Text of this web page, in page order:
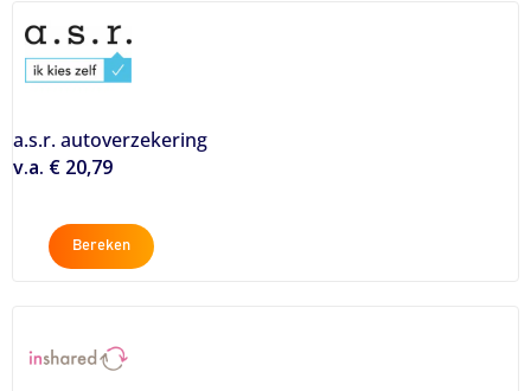
a.s.r. autoverzekering
v.a. € 20,79
Bereken